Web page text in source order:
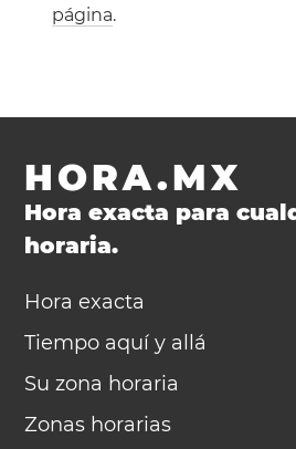
página.
HORA.MX
Hora exacta para
horaria.
Hora exacta
Tiempo aquí y allá
Su zona horaria
Zonas horarias